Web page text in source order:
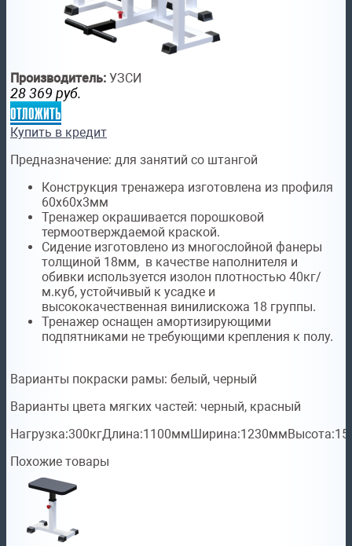
Производитель: УЗСИ
28 369 руб.
отложить
Купить в кредит
Предназначение: для занятий со штангой
Конструкция тренажера изготовлена из профиля
60х60х3мм
Тренажер окрашивается порошковой
термоотверждаемой краской.
Сидение изготовлено из многослойной фанеры
толщиной 18мм, в качестве наполнителя и
обивки используется изолон плотностью 40кг/
м.куб, устойчивый к усадке и
высококачественная винилискожа 18 группы.
Тренажер оснащен амортизирующими
подпятниками не требующими крепления к полу.
Варианты покраски рамы: белый, черный
Варианты цвета мягких частей: черный, красный
Похожие товары